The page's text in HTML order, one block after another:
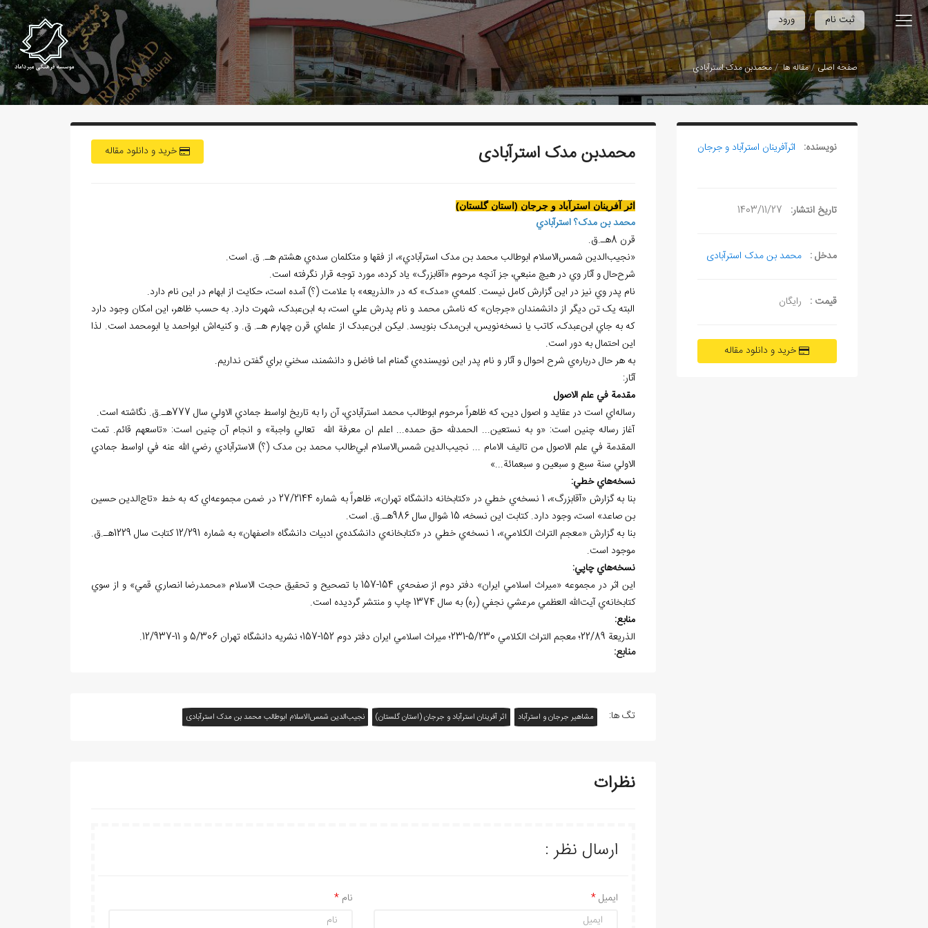
ورود / ثبت نام
صفحه اصلی مقاله ها محمدبن مدک استرآبادی
نویسنده: اثرآفرينان استرآباد و جرجان
تاریخ انتشار: 1403/11/27
مدخل : محمد بن مدک استرآبادی
قیمت : رایگان
خرید و دانلود مقاله
خرید و دانلود مقاله محمدبن مدک استرآبادی
اثر آفرينان استرآباد و جرجان (استان گلستان)
محمد بن مدک؟ استرآبادي
قرن 8هـ.ق.
«نجيب‌الدين شمس‌الاسلام ابوطالب محمد بن مدک استرآبادي»، از فقها و متکلمان سده‌ي هشتم هـ. ق. است.
شرح‌حال و آثار وي در هيچ منبعي، جز آنچه مرحوم «آقابزرگ» ياد کرده، مورد توجه قرار نگرفته است.
نام پدر وي نيز در اين گزارش کامل نيست. کلمه‌ي «مدک» که در «الذريعه» با علامت (؟) آمده است، حکايت از ابهام در اين نام دارد.
البته يک تن ديگر از دانشمندان «جرجان» که نامش محمد و نام پدرش علي است، به ابن‌عبدک، شهرت دارد. به حسب ظاهر، اين امکان وجود دارد
که به جاي ابن‌عبدک، کاتب يا نسخه‌نويس، ابن‌مدک بنويسد. ليکن ابن‌عبدک از علماي قرن چهارم هـ. ق. و کنيه‌اش ابواحمد يا ابومحمد است. لذا
اين احتمال به دور است.
به هر حال درباره‌ي شرح احوال و آثار و نام پدر اين نويسنده‌ي گمنام اما فاضل و دانشمند، سخني براي گفتن نداريم.
آثار:
مقدمة في علم الاصول
رساله‌اي است در عقايد و اصول دين، که ظاهراً مرحوم ابوطالب محمد استرآبادي، آن را به تاريخ اواسط جمادي الاولي سال 777هـ.ق. نگاشته است.
آغاز رساله چنين است: «و به نستعين... الحمدلله حق حمده... اعلم ان معرفة الله تعالي واجبة» و انجام آن چنين است:‌ «تاسعهم قائم. تمت
المقدمة في علم الاصول من تاليف الامام ... نجيب‌الدين شمس‌الاسلام ابي‌طالب محمد بن مدک (؟) الاسترآبادي رضي الله عنه في اواسط جمادي
الاولي سنة سبع و سبعين و سبعمائة...»
نسخههاي خطي:
بنا به گزارش «آقابزرگ»، 1 نسخه‌ي خطي در «کتابخانه دانشگاه تهران»، ظاهراً به شماره 27/2144 در ضمن مجموعه‌اي که به خط «تاج‌الدين حسين
بن صاعد» است، وجود دارد. کتابت اين نسخه، 15 شوال سال 986هـ.ق. است.
بنا به گزارش «معجم التراث الکلامي»، 1 نسخه‌ي خطي در «کتابخانه‌ي دانشكده
ي ادبيات دانشگاه «اصفهان» به شماره 12/291 کتابت سال 1229هـ.ق.
موجود است.
نسخههاي چاپي:
اين اثر در مجموعه «ميراث اسلامي ايران» دفتر دوم از صفحه‌ي 154-157 با تصحيح و تحقيق حجت الاسلام «محمدرضا انصاري قمي» و از سوي
کتابخانه‌ي آيت‌الله العظمي مرعشي نجفي (ره) به سال 1374 چاپ و منتشر گرديده است.
منابع:
الذريعة 22/89؛ معجم التراث الکلامي 5/230-231؛ ميراث اسلامي ايران دفتر دوم 152-157؛ نشريه دانشگاه تهران 5/306 و 11-12/937.
منابع:
تگ ها: مشاهیر جرجان و استرآباد اثر آفرينان استرآباد و جرجان (استان گلستان) نجيب‌الدين شمس‌الاسلام ابوطالب محمد بن مدک استرآبادی
نظرات
ارسال نظر :
نام ایمیل